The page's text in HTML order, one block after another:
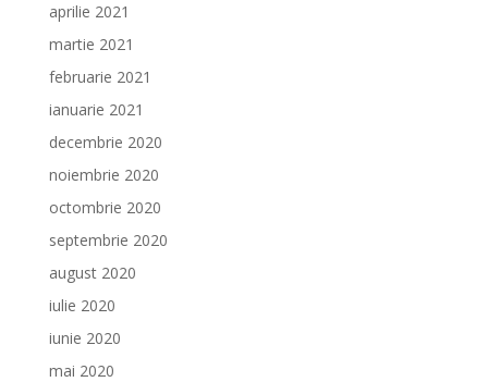
aprilie 2021
martie 2021
februarie 2021
ianuarie 2021
decembrie 2020
noiembrie 2020
octombrie 2020
septembrie 2020
august 2020
iulie 2020
iunie 2020
mai 2020